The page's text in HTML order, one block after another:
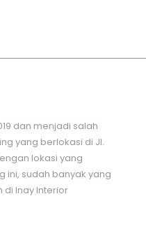
dan menjadi salah
yang berlokasi di Jl.
lokasi yang
ini, sudah banyak yang
Inay Interior